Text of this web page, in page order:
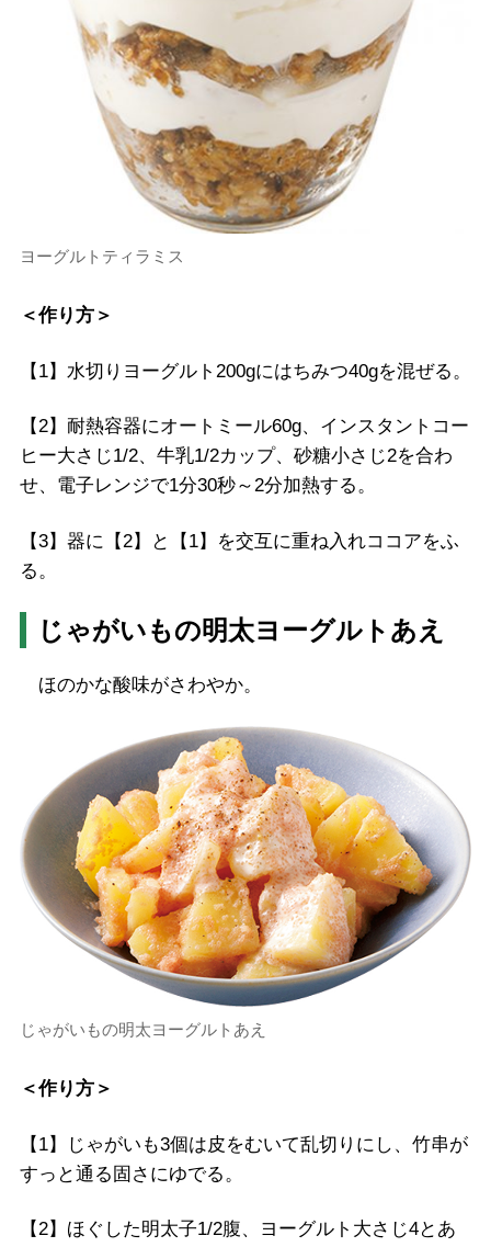
ヨーグルトティラミス
＜作り方＞
【1】水切りヨーグルト200gにはちみつ40gを混ぜる。
【2】耐熱容器にオートミール60g、インスタントコー
ヒー大さじ1/2、牛乳1/2カップ、砂糖小さじ2を合わ
せ、電子レンジで1分30秒～2分加熱する。
【3】器に【2】と【1】を交互に重ね入れココアをふ
る。
じゃがいもの明太ヨーグルトあえ
ほのかな酸味がさわやか。
じゃがいもの明太ヨーグルトあえ
＜作り方＞
【1】じゃがいも3個は皮をむいて乱切りにし、竹串が
すっと通る固さにゆでる。
【2】ほぐした明太子1/2腹、ヨーグルト大さじ4とあ